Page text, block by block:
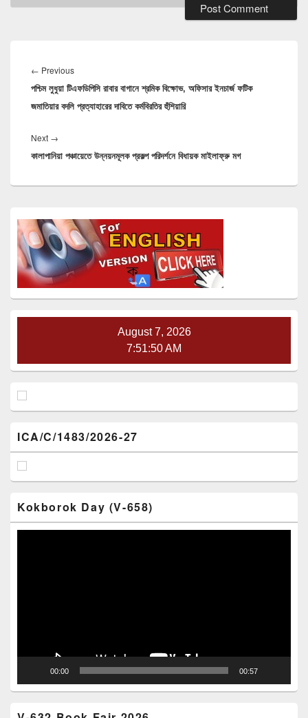
navigation
← PreviousPrevious
post:
পশ্চিম লুধুয়া টিএফডিপিসি রাবার বাগানে শ্রমিক বিক্ষোভ, অফিসার ইনচার্জ ফটিক
জমাতিয়ার বদলি প্রত্যাহারের দাবিতে কর্মবিরতির হুঁশিয়ারি
Next →
post:
কালাপানিয়া পঞ্চায়েতে উন্নয়নমূলক প্রকল্প পরিদর্শনে বিধায়ক মাইলাফ্রু মগ
Sidebar
Widget
Area
August 7, 2026
7:51:50 AM
ICA/C/1483/2026-27
Kokborok Day (V-658)
00:00 00:57